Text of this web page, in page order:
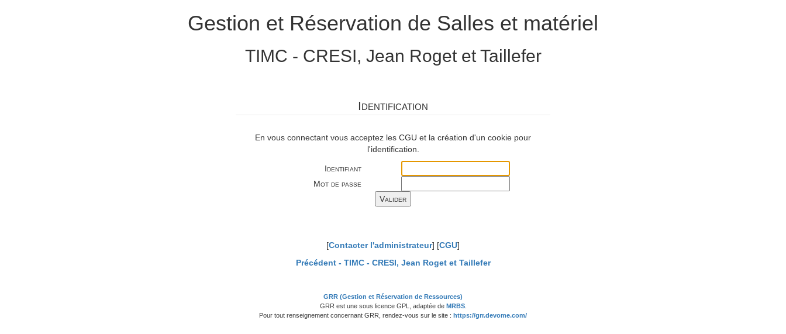
Gestion et Réservation de Salles et matériel
TIMC - CRESI, Jean Roget et Taillefer
Identification
En vous connectant vous acceptez les CGU et la création d'un cookie pour
l'identification.
Identifiant
Mot de passe
[Contacter l'administrateur] [CGU]
Précédent - TIMC - CRESI, Jean Roget et Taillefer
GRR (Gestion et Réservation de Ressources)
GRR est une sous licence GPL, adaptée de MRBS.
Pour tout renseignement concernant GRR, rendez-vous sur le site : https://grr.devome.com/